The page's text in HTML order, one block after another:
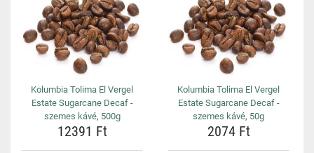
Kolumbia Tolima El Vergel
Estate Sugarcane Decaf -
szemes kávé, 500g
12391 Ft
Kolumbia Tolima El Vergel
Estate Sugarcane Decaf -
szemes kávé, 50g
2074 Ft